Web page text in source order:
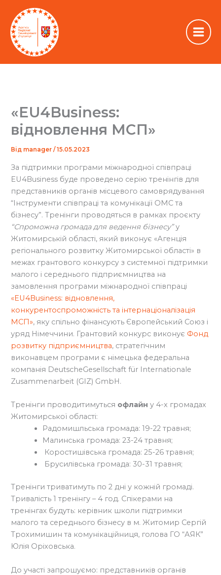
вмісту
«EU4Business:
відновлення МСП»
Від manager/15.05.2023
За підтримки програми міжнародної співпраці
EU4Business буде проведено серію тренінгів для
представників органів місцевого самоврядування
“Інструменти співпраці та комунікації ОМС та
бізнесу”. Тренінги проводяться в рамках проєкту
“Спроможна громада для ведення бізнесу”у
Житомирській області, який виконує «Агенція
регіонального розвитку Житомирської області» в
межах грантового конкурсу з системної підтримки
малого і середнього підприємництва на
замовлення програми міжнародної співпраці
«EU4Business: відновлення,
конкурентоспроможність та інтернаціоналізація
МСП», яку спільно фінансують Європейський Союз і
уряд Німеччини. Грантовий конкурс виконує Фонд
розвитку підприємництва, стратегічним
виконавцем програми є німецька федеральна
компанія DeutscheGesellschaft für Internationale
Zusammenarbeit (GIZ) GmbH.
Тренінги проводитимуться офлайн у 4-х громадах
Житомирської області:
Радомишльська громада: 19-22 травня;
Малинська громада: 23-24 травня;
Коростишівська громада: 25-26 травня;
Брусилівська громада: 30-31 травня;
Тренінги триватимуть по 2 дні у кожній громаді.
Тривалість 1 тренінгу – 4 год. Спікерами на
тренінгах будуть: керівник школи підтримки
малого та середнього бізнесу в м. Житомир Сергій
Трохимишин та комунікаційниця, голова ГО “АЯК”
Юлія Оріховська.
До участі запрошуємо: представників органів